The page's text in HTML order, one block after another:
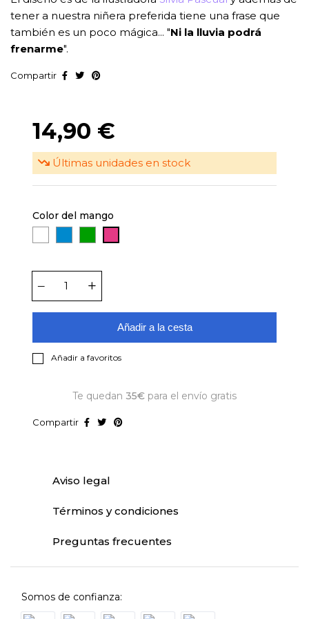
tener a nuestra niñera preferida tiene una frase que
también es un poco mágica... "Ni la lluvia podrá
frenarme".
Compartir
14,90 €
Últimas unidades en stock
Color del mango
Añadir a la cesta
Añadir a favoritos
Te quedan 35€ para el envío gratis
Compartir
Aviso legal
Términos y condiciones
Preguntas frecuentes
Somos de confianza: